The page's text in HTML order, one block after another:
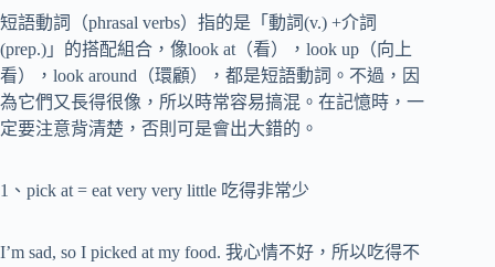
短語動詞（phrasal verbs）指的是「動詞(v.) +介詞
(prep.)」的搭配組合，像look at（看），look up（向上
看），look around（環顧），都是短語動詞。不過，因
為它們又長得很像，所以時常容易搞混。在記憶時，一
定要注意背清楚，否則可是會出大錯的。
1、pick at = eat very very little 吃得非常少
I’m sad, so I picked at my food. 我心情不好，所以吃得不